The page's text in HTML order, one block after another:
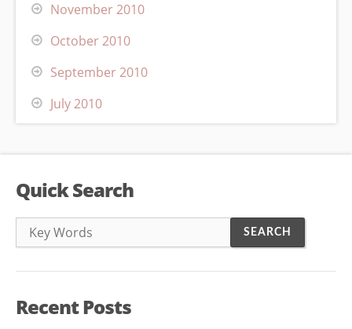
November 2010
October 2010
September 2010
July 2010
Quick Search
Recent Posts